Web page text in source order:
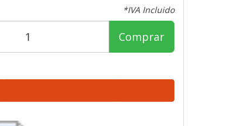
*IVA Incluido
Comprar